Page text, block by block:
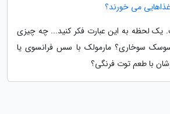
می خورند؟
لحظه به این عبارت فکر کنید... چه چیزی
سوخاری؟ مارمولک با سس فرانسوی یا
با طعم توت فرنگی؟